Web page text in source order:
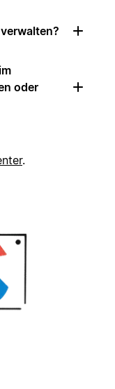
oder
.